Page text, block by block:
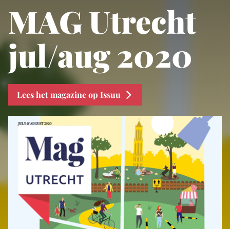
MAG Utrecht
jul/aug 2020
Lees het magazine op Issuu